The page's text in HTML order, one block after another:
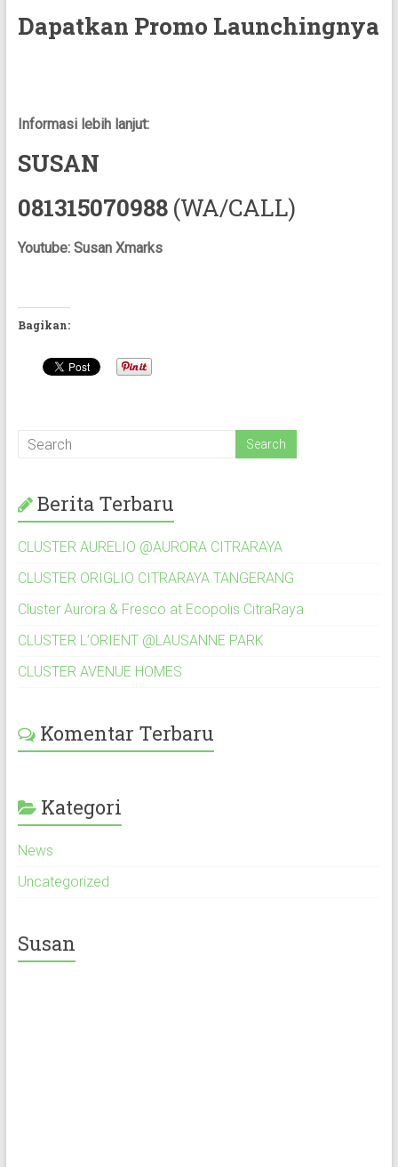
Dapatkan Promo Launchingnya
Informasi lebih lanjut:
SUSAN
081315070988(WA/CALL)
Youtube: Susan Xmarks
Bagikan:
Berita Terbaru
CLUSTER AURELIO @AURORA CITRARAYA
CLUSTER ORIGLIO CITRARAYA TANGERANG
Cluster Aurora & Fresco at Ecopolis CitraRaya
CLUSTER L’ORIENT @LAUSANNE PARK
CLUSTER AVENUE HOMES
Komentar Terbaru
Kategori
News
Uncategorized
Susan